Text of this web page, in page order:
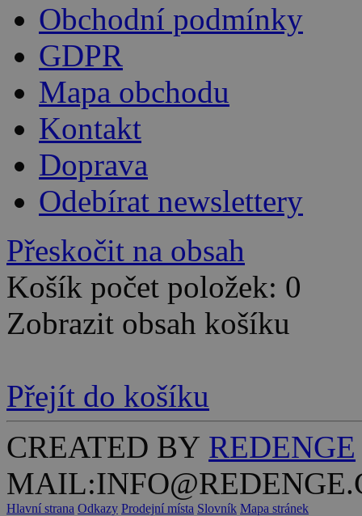
Obchodní podmínky
GDPR
Mapa obchodu
Kontakt
Doprava
Odebírat newslettery
Přeskočit na obsah
Košík počet položek: 0
Zobrazit obsah košíku
Přejít do košíku
CREATED BY REDENGE
Hlavní strana Odkazy Prodejní místa Slovník Mapa stránek